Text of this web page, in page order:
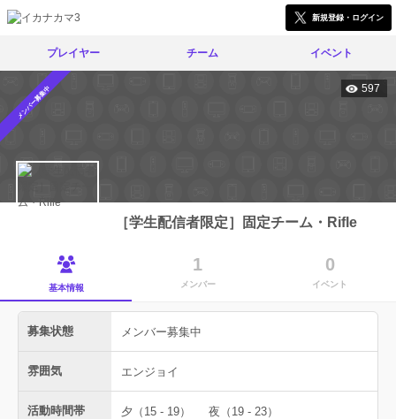
新規登録・ログイン
プレイヤー チーム イベント
メンバー募集中 597
［学生配信者限定］固定チーム・Rifle
基本情報
1
メンバー
0
イベント
募集状態 メンバー募集中
雰囲気 エンジョイ
活動時間帯 夕（15 - 19） 夜（19 - 23）